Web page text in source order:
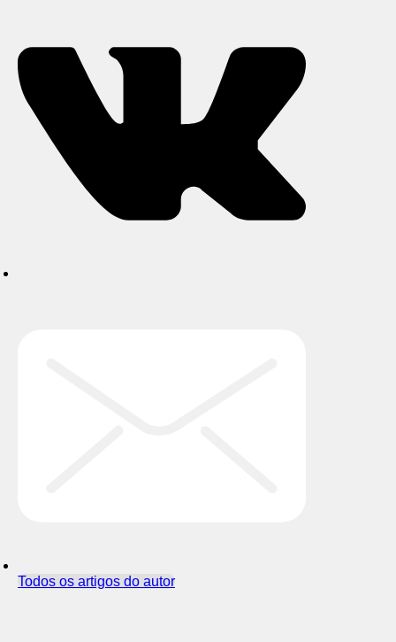
Todos os artigos do autor